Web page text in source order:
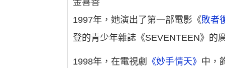
金喜善
1997年，她演出了第一部電影《敗者
登的青少年雜誌《SEVENTEEN》的
1998年，在電視劇 《妙手情天》 中，